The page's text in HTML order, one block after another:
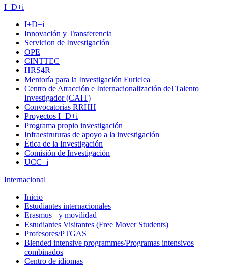
I+D+i
I+D+i
Innovación y Transferencia
Servicion de Investigación
OPE
CINTTEC
HRS4R
Mentoría para la Investigación Euriclea
Centro de Atracción e Internacionalización del Talento
Investigador (CAIT)
Convocatorias RRHH
Proyectos I+D+i
Programa propio investigación
Infraestruturas de apoyo a la investigación
Ética de la Investigación
Comisión de Investigación
UCC+i
Internacional
Inicio
Estudiantes internacionales
Erasmus+ y movilidad
Estudiantes Visitantes (Free Mover Students)
Profesores/PTGAS
Blended intensive programmes/Programas intensivos
combinados
Centro de idiomas